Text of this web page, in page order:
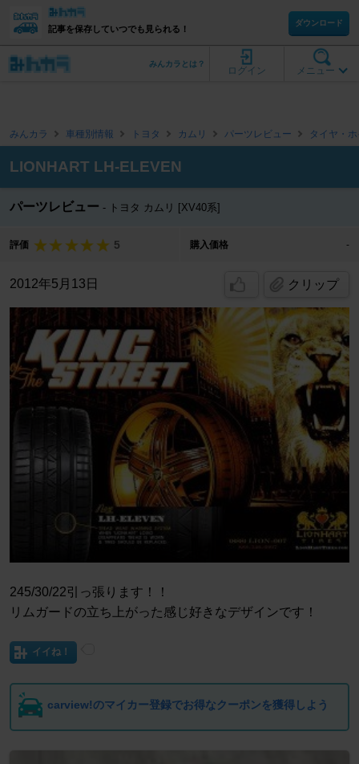
記事を保存していつでも見られる！
ダウンロード
メニュー
ログイン
みんカラとは？
みんカラ 車種別情報 トヨタ カムリ パーツレビュー タイヤ・
LIONHART LH-ELEVEN
パーツレビュー トヨタ カムリ [XV40系]
評価 5 購入価格 -
2012年5月13日 クリップ
245/30/22引っ張ります！！
リムガードの立ち上がった感じ好きなデザインです！
イイね！
carview!のマイカー登録でお得なクーポンを獲得しよう